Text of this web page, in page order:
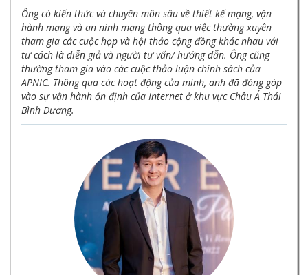
Ông có kiến thức và chuyên môn sâu về thiết kế mạng, vận
hành mạng và an ninh mạng thông qua việc thường xuyên
tham gia các cuộc họp và hội thảo cộng đồng khác nhau với
tư cách là diễn giả và người tư vấn/ hướng dẫn. Ông cũng
thường tham gia vào các cuộc thảo luận chính sách của
APNIC. Thông qua các hoạt động của mình, anh đã đóng góp
vào sự vận hành ổn định của Internet ở khu vực Châu Á Thái
Bình Dương.